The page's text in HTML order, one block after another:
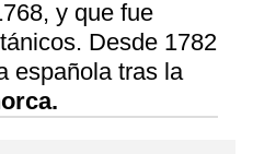
y que fue
Desde 1782
española tras la